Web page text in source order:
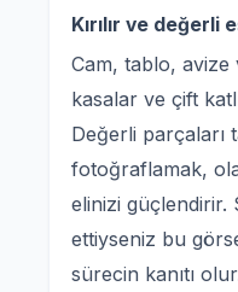
Kırılır ve değerli
Cam, tablo, avize
kasalar ve çift
Değerli parçaları
fotoğraflamak,
elinizi güçlendirir.
ettiyseniz bu
sürecin kanıtı